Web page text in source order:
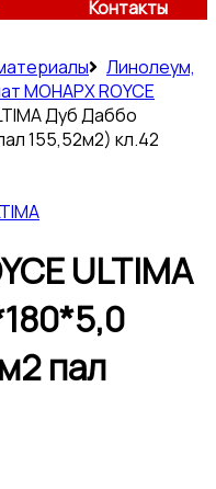
Контакты
Линолеум,
МОНАРХ ROYCE
Дуб Даббо
155,52м2) кл.42
ULTIMA
пал